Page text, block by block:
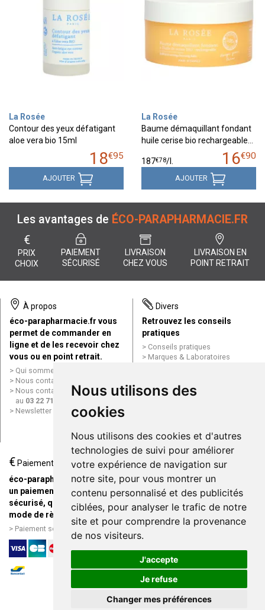
Nous utilisons des
cookies
Nous utilisons des cookies et d'autres
technologies de suivi pour améliorer
votre expérience de navigation sur
notre site, pour vous montrer un
contenu personnalisé et des publicités
ciblées, pour analyser le trafic de notre
site et pour comprendre la provenance
de nos visiteurs.
J'accepte
Je refuse
Changer mes préférences
La Rosée
Contour des yeux défatigant
aloe vera bio 15ml
18€95
AJOUTER
La Rosée
Baume démaquillant fondant
huile cerise bio rechargeable…
16€90
187€78/
AJOUTER
Les avantages de ÉCO-PARAPHARMACIE.FR
€
PRIX
CHOIX
PAIEMENT
SÉCURISÉ
LIVRAISON
CHEZ VOUS
LIVRAISON EN
POINT RETRAIT
À propos
éco-parapharmacie.fr vous
permet de commander en
ligne et de les recevoir chez
vous ou en point retrait.
Qui sommes nous ?
Nous contacter par e-mail
Nous contacter par téléphone
au 03 22 71 64 10
Newsletter
Divers
Retrouvez les conseils
pratiques
Conseils pratiques
Marques & Laboratoires
Mentions légales
Données personnelles
ligne
€ Paiement
éco-parapharmacie.fr offre
un paiement entièrement
sécurisé, quel que soit le
mode de règlement
Paiement sécurisé et simple
Livraison / Point retrait
Commandez en ligne et
recevez votre commande
rapidement chez vous ou en
point retrait
Livraison chez vous ou en